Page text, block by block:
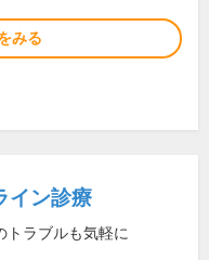
みる
イン診療
トラブルも気軽に